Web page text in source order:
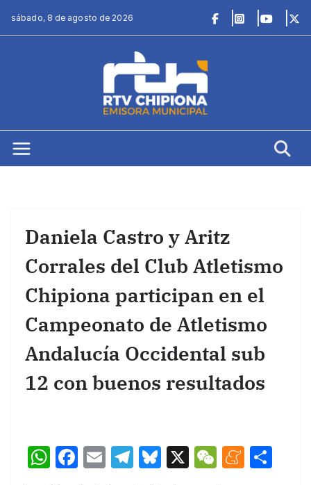
sábado, 8 de agosto de 2026
Daniela Castro y Aritz
Corrales del Club Atletismo
Chipiona participan en el
Campeonato de Atletismo
Andalucía Occidental sub
12 con buenos resultados
W F
E
T
Bl X
W M